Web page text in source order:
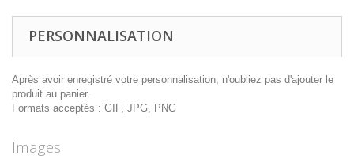
PERSONNALISATION
Après avoir enregistré votre personnalisation, n'oubliez pas d'ajouter le
produit au panier.
Formats acceptés : GIF, JPG, PNG
Images